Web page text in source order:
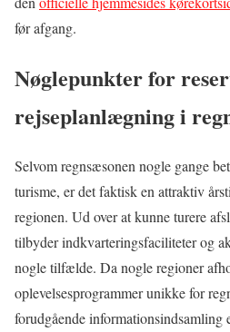
før afgang.
Nøglepunkter for
rejseplanlægning i
Selvom regnsæsonen nogle gange
turisme, er det faktisk en attraktiv
regionen. Ud over at kunne turere
tilbyder indkvarteringsfaciliteter og
nogle tilfælde. Da nogle regioner
oplevelsesprogrammer unikke for
forudgående informationsindsamling